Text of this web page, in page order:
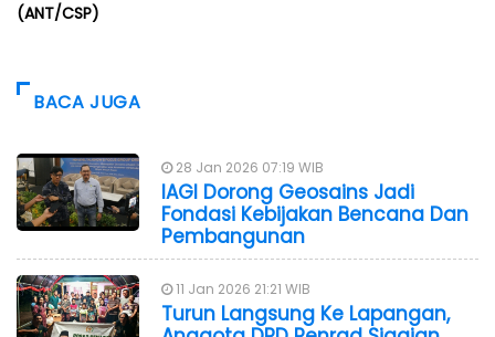
(ANT/CSP)
BACA JUGA
28 Jan 2026 07:19 WIB
IAGI Dorong Geosains Jadi
Fondasi Kebijakan Bencana Dan
Pembangunan
11 Jan 2026 21:21 WIB
Turun Langsung Ke Lapangan,